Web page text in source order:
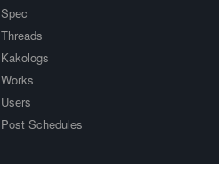
Spec
Threads
Kakologs
Works
Users
Post Schedules